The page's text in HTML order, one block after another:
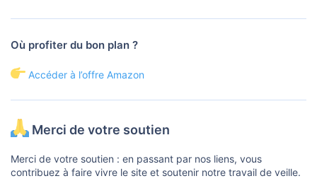
Où profiter du bon plan ?
Accéder à l’offre Amazon
Merci de votre soutien
Merci de votre soutien : en passant par nos liens, vous
contribuez à faire vivre le site et soutenir notre travail de veille.